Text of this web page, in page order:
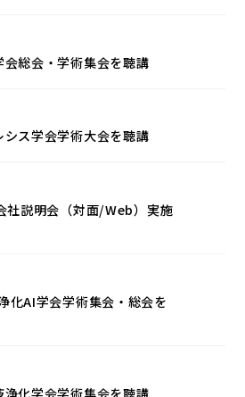
総会・学術集会を聴講
ス学会学術大会を聴講
説明会（対面/Web）実施
化AI学会学術集会・総会を
化学会学術集会を聴講